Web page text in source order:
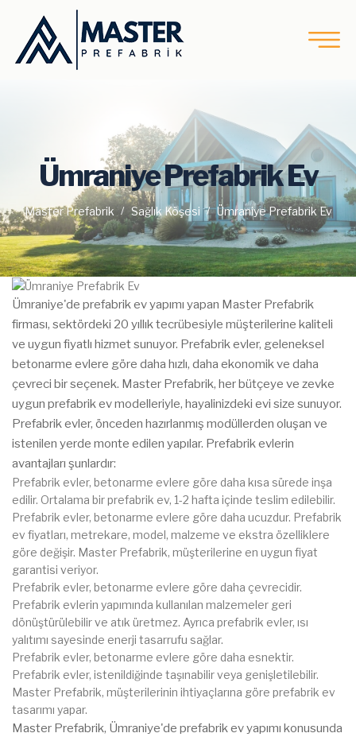
Ümraniye Prefabrik Ev
Master Prefabrik Sağlık Köşesi Ümraniye Prefabrik Ev
Ümraniye'de prefabrik ev yapımı yapan Master Prefabrik
firması, sektördeki 20 yıllık tecrübesiyle müşterilerine kaliteli
ve uygun fiyatlı hizmet sunuyor. Prefabrik evler, geleneksel
betonarme evlere göre daha hızlı, daha ekonomik ve daha
çevreci bir seçenek. Master Prefabrik, her bütçeye ve zevke
uygun prefabrik ev modelleriyle, hayalinizdeki evi size sunuyor.
Prefabrik evler, önceden hazırlanmış modüllerden oluşan ve
istenilen yerde monte edilen yapılar. Prefabrik evlerin
avantajları şunlardır:
Prefabrik evler, betonarme evlere göre daha kısa sürede inşa
edilir. Ortalama bir prefabrik ev, 1-2 hafta içinde teslim edilebilir.
Prefabrik evler, betonarme evlere göre daha ucuzdur. Prefabrik
ev fiyatları, metrekare, model, malzeme ve ekstra özelliklere
göre değişir. Master Prefabrik, müşterilerine en uygun fiyat
garantisi veriyor.
Prefabrik evler, betonarme evlere göre daha çevrecidir.
Prefabrik evlerin yapımında kullanılan malzemeler geri
dönüştürülebilir ve atık üretmez. Ayrıca prefabrik evler, ısı
yalıtımı sayesinde enerji tasarrufu sağlar.
Prefabrik evler, betonarme evlere göre daha esnektir.
Prefabrik evler, istenildiğinde taşınabilir veya genişletilebilir.
Master Prefabrik, müşterilerinin ihtiyaçlarına göre prefabrik ev
tasarımı yapar.
Master Prefabrik, Ümraniye'de prefabrik ev yapımı konusunda